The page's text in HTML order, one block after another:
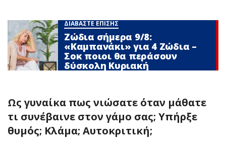
ΔΙΑΒΑΣΤΕ ΕΠΙΣΗΣ
Ζώδια σήμερα 9/8:
«Καμπανάκι» για 4 Zώδια –
Σoκ ποιοι θα περάσουν
δύσκολη Κυριακή
Ως γυναίκα πως νιώσατε όταν μάθατε
τι συνέβαινε στον γάμο σας; Υπήρξε
θυμός; Κλάμα; Αυτοκριτική;